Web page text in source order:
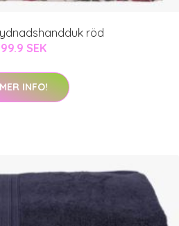
röd
99.9 SEK
MER INFO!